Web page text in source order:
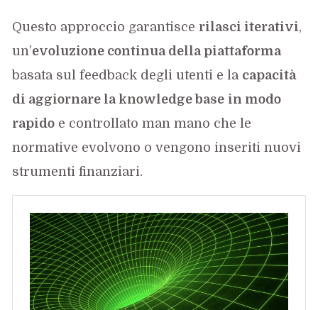
Questo approccio garantisce rilasci iterativi,
un’evoluzione continua della piattaforma
basata sul feedback degli utenti e la capacità
di aggiornare la knowledge base in modo
rapido e controllato man mano che le
normative evolvono o vengono inseriti nuovi
strumenti finanziari.